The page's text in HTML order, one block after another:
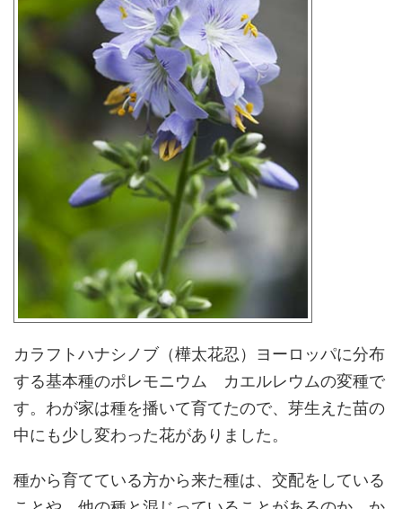
カラフトハナシノブ（樺太花忍）ヨーロッパに分布
する基本種のポレモニウム カエルレウムの変種で
す。わが家は種を播いて育てたので、芽生えた苗の
中にも少し変わった花がありました。
種から育てている方から来た種は、交配をしている